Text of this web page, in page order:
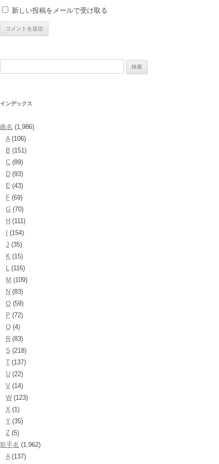
新しい投稿をメールで受け取る
インデックス
曲名 (1,986)
A(106)
B (151)
C (89)
D (93)
E (43)
F (69)
G (70)
H (111)
(154)
J (35)
K (15)
L (116)
M (109)
N (83)
O (59)
P (72)
Q (4)
R (83)
S (218)
T (137)
U (22)
V (14)
W (123)
X (1)
Y (35)
Z (5)
歌手名 (1,962)
A(137)